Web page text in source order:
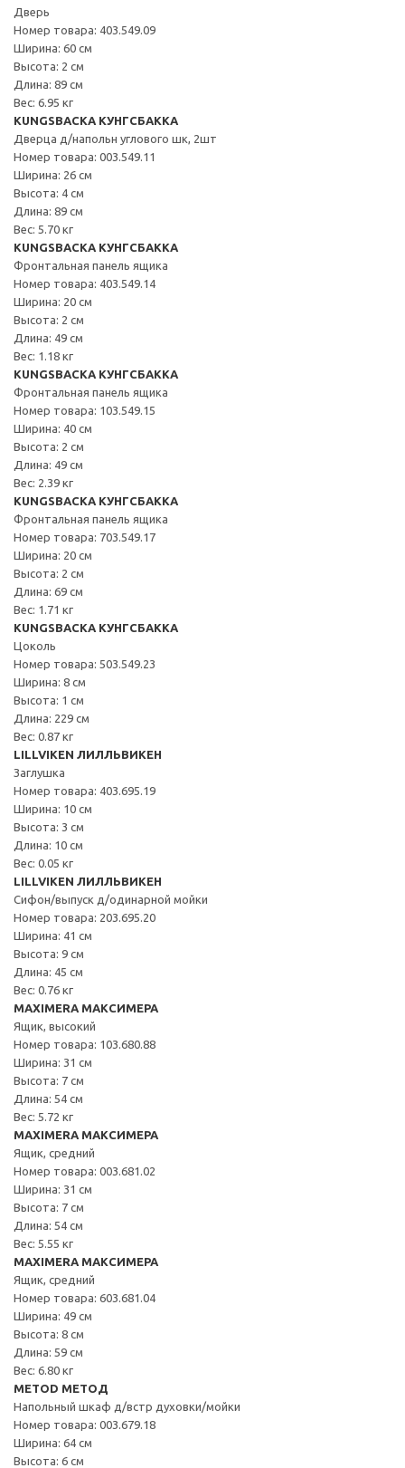
Дверь
Номер товара: 403.549.09
Ширина: 60 см
Высота: 2 см
Длина: 89 см
Вес: 6.95 кг
KUNGSBACKA КУНГСБАККА
Дверца д/напольн углового шк, 2шт
Номер товара: 003.549.11
Ширина: 26 см
Высота: 4 см
Длина: 89 см
Вес: 5.70 кг
KUNGSBACKA КУНГСБАККА
Фронтальная панель ящика
Номер товара: 403.549.14
Ширина: 20 см
Высота: 2 см
Длина: 49 см
Вес: 1.18 кг
KUNGSBACKA КУНГСБАККА
Фронтальная панель ящика
Номер товара: 103.549.15
Ширина: 40 см
Высота: 2 см
Длина: 49 см
Вес: 2.39 кг
KUNGSBACKA КУНГСБАККА
Фронтальная панель ящика
Номер товара: 703.549.17
Ширина: 20 см
Высота: 2 см
Длина: 69 см
Вес: 1.71 кг
KUNGSBACKA КУНГСБАККА
Цоколь
Номер товара: 503.549.23
Ширина: 8 см
Высота: 1 см
Длина: 229 см
Вес: 0.87 кг
LILLVIKEN ЛИЛЛЬВИКЕН
Заглушка
Номер товара: 403.695.19
Ширина: 10 см
Высота: 3 см
Длина: 10 см
Вес: 0.05 кг
LILLVIKEN ЛИЛЛЬВИКЕН
Сифон/выпуск д/одинарной мойки
Номер товара: 203.695.20
Ширина: 41 см
Высота: 9 см
Длина: 45 см
Вес: 0.76 кг
MAXIMERA МАКСИМЕРА
Ящик, высокий
Номер товара: 103.680.88
Ширина: 31 см
Высота: 7 см
Длина: 54 см
Вес: 5.72 кг
MAXIMERA МАКСИМЕРА
Ящик, средний
Номер товара: 003.681.02
Ширина: 31 см
Высота: 7 см
Длина: 54 см
Вес: 5.55 кг
MAXIMERA МАКСИМЕРА
Ящик, средний
Номер товара: 603.681.04
Ширина: 49 см
Высота: 8 см
Длина: 59 см
Вес: 6.80 кг
METOD МЕТОД
Напольный шкаф д/встр духовки/мойки
Номер товара: 003.679.18
Ширина: 64 см
Высота: 6 см